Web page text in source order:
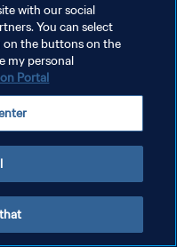
with our social
You can select
on the buttons on the
my personal
Portal